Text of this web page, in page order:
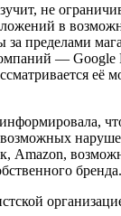
не
в
за пределами
— Google
её
бренда.